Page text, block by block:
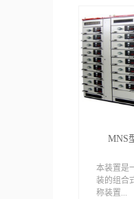
MNS
本装置是
装的组合
称装置...